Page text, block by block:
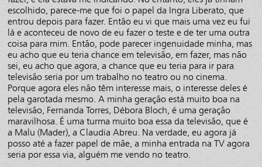
escolhido, parece-me que foi o papel da Ingra Liberato, que
entrou depois para fazer. Então eu vi que mais uma vez eu fui
lá e aconteceu de novo de eu fazer o teste e de ter uma outra
coisa para mim. Então, pode parecer ingenuidade minha, mas
eu acho que eu teria chance em televisão, em fazer, mas não
sei, eu acho que agora, a chance que eu teria para ir para
televisão seria por um trabalho no teatro ou no cinema.
Porque agora eles não têm interesse mais, o interesse deles é
pela garotada mesmo. A minha geração está muito boa na
televisão, Fernanda Torres, Débora Bloch, é uma geração
maravilhosa. É uma turma muito boa essa da televisão, que é
a Malu (Mader), a Claudia Abreu. Na verdade, eu agora já
posso até a fazer papel de mãe, a minha entrada na TV agora
seria por essa via, alguém me vendo no teatro.